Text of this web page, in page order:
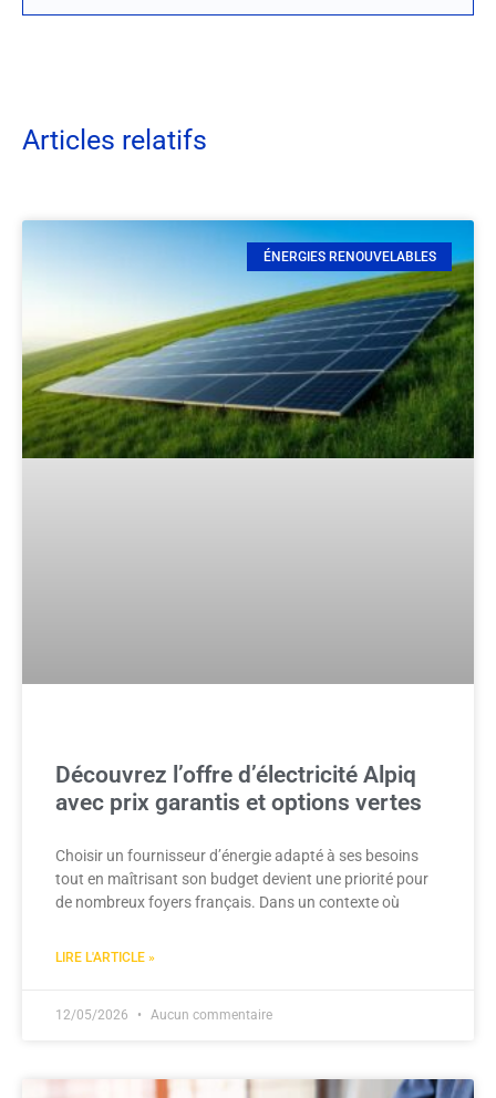
Articles relatifs
ÉNERGIES RENOUVELABLES
Découvrez l’offre d’électricité Alpiq
avec prix garantis et options vertes
Choisir un fournisseur d’énergie adapté à ses besoins
tout en maîtrisant son budget devient une priorité pour
de nombreux foyers français. Dans un contexte où
LIRE L'ARTICLE »
12/05/2026 Aucun commentaire